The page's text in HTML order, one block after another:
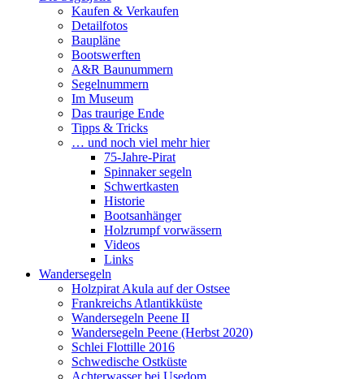
Kaufen & Verkaufen
Detailfotos
Baupläne
Bootswerften
A&R Baunummern
Segelnummern
Im Museum
Das traurige Ende
Tipps & Tricks
… und noch viel mehr hier
75-Jahre-Pirat
Spinnaker segeln
Schwertkasten
Historie
Bootsanhänger
Holzrumpf vorwässern
Videos
Links
Wandersegeln
Holzpirat Akula auf der Ostsee
Frankreichs Atlantikküste
Wandersegeln Peene II
Wandersegeln Peene (Herbst 2020)
Schlei Flottille 2016
Schwedische Ostküste